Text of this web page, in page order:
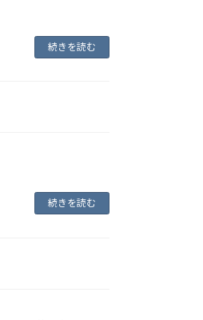
続きを読む
続きを読む